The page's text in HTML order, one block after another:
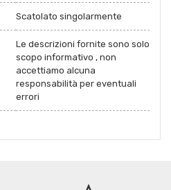
Scatolato singolarmente
Le descrizioni fornite sono solo
scopo informativo , non
accettiamo alcuna
responsabilità per eventuali
errori